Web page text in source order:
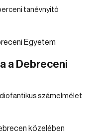
tanévnyitó
a Debreceni
számelmélet